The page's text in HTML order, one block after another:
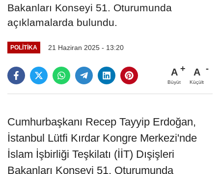
Bakanları Konseyi 51. Oturumunda
açıklamalarda bulundu.
POLITIKA 21 Haziran 2025 - 13:20
A
Büyüt
A
Küçült
Cumhurbaşkanı Recep Tayyip Erdoğan,
İstanbul Lütfi Kırdar Kongre Merkezi'nde
İslam İşbirliği Teşkilatı (İİT) Dışişleri
Bakanları Konseyi 51. Oturumunda